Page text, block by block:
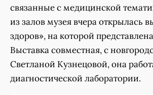
связанные с медицинской
из залов музея вчера открылась
здоров», на которой
Выставка совместная, с
Светланой Кузнецовой, она
диагностической лаборатории.